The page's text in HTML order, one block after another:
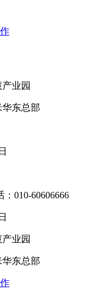
业园
东总部
010-60606666
业园
东总部